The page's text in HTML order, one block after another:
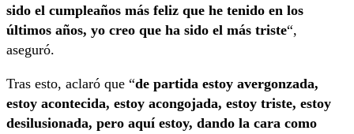
sido el cumpleaños más feliz que he tenido en los
últimos años, yo creo que ha sido el más triste“,
aseguró.
Tras esto, aclaró que “de partida estoy avergonzada,
estoy acontecida, estoy acongojada, estoy triste, estoy
desilusionada, pero aquí estoy, dando la cara como